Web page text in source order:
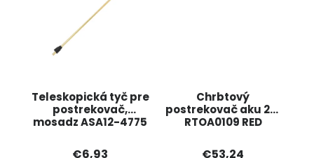
Teleskopická tyč pre
postrekovač,
mosadz ASA12-4775
€6,93
Chrbtový
postrekovač aku 20l
RTOA0109 RED
€53,24